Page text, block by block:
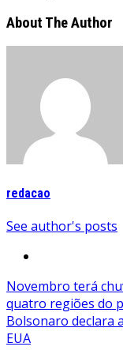
About The Author
redacao
See author's posts
Navegação
de
Post
Novembro terá
quatro regiões do
Bolsonaro declara
EUA